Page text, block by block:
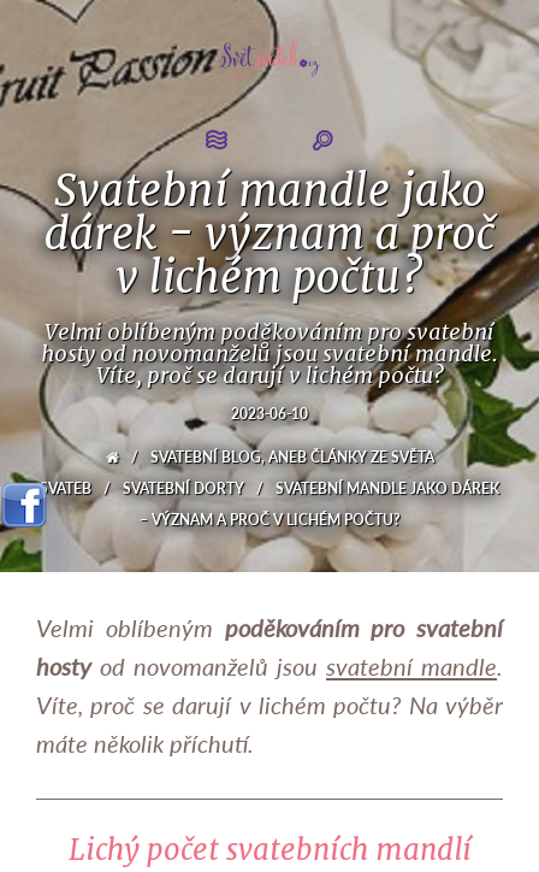
Svatební mandle jako
dárek - význam a proč
v lichém počtu?
Velmi oblíbeným poděkováním pro svatební
hosty od novomanželů jsou svatební mandle.
Víte, proč se darují v lichém počtu?
2023-06-10
/
SVATEBNÍ BLOG, ANEB ČLÁNKY ZE SVĚTA
SVATEB / SVATEBNÍ DORTY / SVATEBNÍ MANDLE JAKO DÁREK
– VÝZNAM A PROČ V LICHÉM POČTU?
Velmi oblíbeným poděkováním pro svatební
hostyod novomanželů jsou svatební mandle.
Víte, proč se darují v lichém počtu? Na výběr
máte několik příchutí.
Lichý počet svatebních mandlí